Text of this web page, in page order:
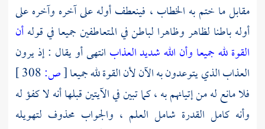
مقابل ما ختم به الخطاب ، فينعطف أوله على آخره وآخره على
أوله باطنا لظاهر وظاهرا لباطن في المتعاطفين جميعا في قولهأن
القوة لله جميعا وأن الله شديد العذاب انتهى أو يقال : إذ يرون
العذاب الذي يتوعدون به الآن لأن القوة لله جميعا[ص:
فلا مانع له من إتيانهم به ، كما تبين في الآيتين قبلها أنه لا كفؤ له
وأنه كامل القدرة شامل العلم ، والجواب محذوف لتهويله